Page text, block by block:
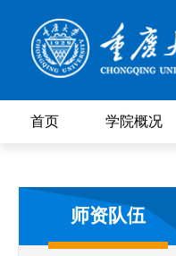
首页 学院概况
师资队伍